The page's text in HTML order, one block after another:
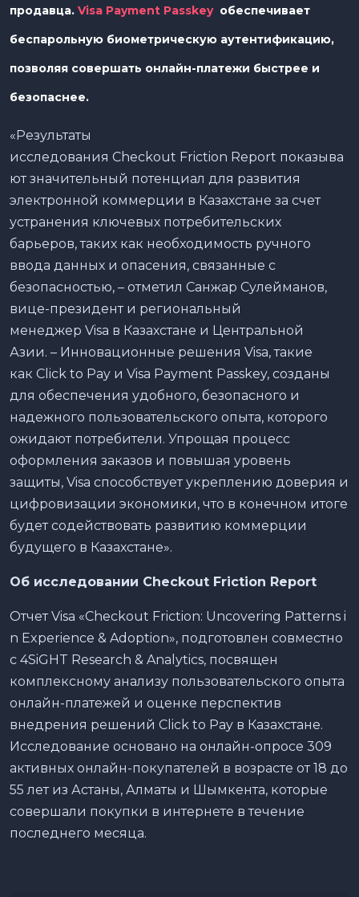
продавца. Visa Payment Passkey обеспечивает
беспарольную биометрическую аутентификацию,
позволяя совершать онлайн-платежи быстрее и
безопаснее.
«Результаты
исследования Checkout Friction Report показыва
ют значительный потенциал для развития
электронной коммерции в Казахстане за счет
устранения ключевых потребительских
барьеров, таких как необходимость ручного
ввода данных и опасения, связанные с
безопасностью, – отметил Санжар Сулейманов,
вице-президент и региональный
менеджер Visa в Казахстане и Центральной
Азии. – Инновационные решения Visa, такие
как Click to Pay и Visa Payment Passkey, созданы
для обеспечения удобного, безопасного и
надежного пользовательского опыта, которого
ожидают потребители. Упрощая процесс
оформления заказов и повышая уровень
защиты, Visa способствует укреплению доверия и
цифровизации экономики, что в конечном итоге
будет содействовать развитию коммерции
будущего в Казахстане».
Об исследовании Checkout Friction Report
Отчет Visa «Checkout Friction: Uncovering Patterns i
n Experience & Adoption», подготовлен совместно
с 4SiGHT Research & Analytics, посвящен
комплексному анализу пользовательского опыта
онлайн-платежей и оценке перспектив
внедрения решений Click to Pay в Казахстане.
Исследование основано на онлайн-опросе 309
активных онлайн-покупателей в возрасте от 18 до
55 лет из Астаны, Алматы и Шымкента, которые
совершали покупки в интернете в течение
последнего месяца.